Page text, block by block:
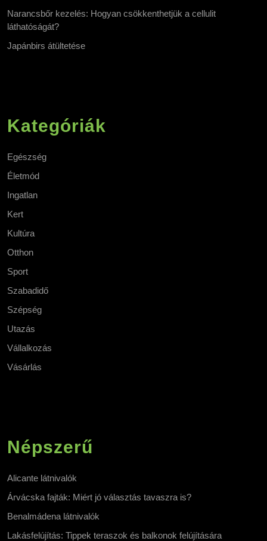
Narancsbőr kezelés: Hogyan csökkenthetjük a cellulit
láthatóságát?
Japánbirs átültetése
Kategóriák
Egészség
Életmód
Ingatlan
Kert
Kultúra
Otthon
Sport
Szabadidő
Szépség
Utazás
Vállalkozás
Vásárlás
Népszerű
Alicante látnivalók
Árvácska fajták: Miért jó választás tavaszra is?
Benalmádena látnivalók
Lakásfelújítás: Tippek teraszok és balkonok felújítására